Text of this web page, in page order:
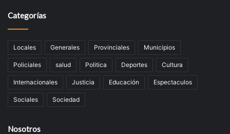
Categorías
Locales Generales Provinciales Municipios
Policiales salud Politica Deportes Cultura
Internacionales Justicia Educación Espectaculos
Sociales Sociedad
Nosotros